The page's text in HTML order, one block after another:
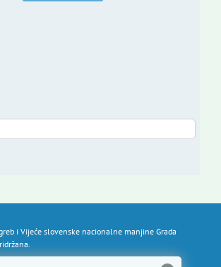
i Vijeće slovenske nacionalne manjine Grada